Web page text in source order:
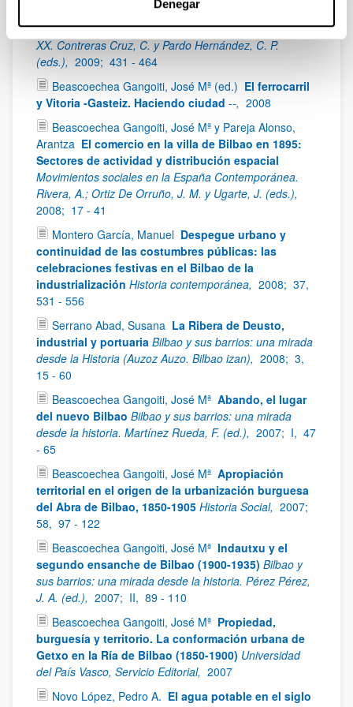
Denegar
modelo metropolitano postindustrial
modernización urbana en México y España, siglos XIX y
XX. Contreras Cruz, C. y Pardo Hernández, C. P.
(eds.), 2009; 431 - 464
Beascoechea Gangoiti, José Mª (ed.) El ferrocarril
y Vitoria -Gasteiz. Haciendo ciudad --, 2008
Beascoechea Gangoiti, José Mª y Pareja Alonso,
Arantza El comercio en la villa de Bilbao en 1895:
Sectores de actividad y distribución espacial
Movimientos sociales en la España Contemporánea.
Rivera, A.; Ortiz De Orruño, J. M. y Ugarte, J. (eds.),
2008; 17 - 41
Montero García, Manuel Despegue urbano y
continuidad de las costumbres públicas: las
celebraciones festivas en el Bilbao de la
industrialización Historia contemporánea, 2008; 37,
531 - 556
Serrano Abad, Susana La Ribera de Deusto,
industrial y portuaria Bilbao y sus barrios: una mirada
desde la Historia (Auzoz Auzo. Bilbao izan), 2008; 3,
15 - 60
Beascoechea Gangoiti, José Mª Abando, el lugar
del nuevo Bilbao Bilbao y sus barrios: una mirada
desde la historia. Martínez Rueda, F. (ed.), 2007; I, 47
- 65
Beascoechea Gangoiti, José Mª Apropiación
territorial en el origen de la urbanización burguesa
del Abra de Bilbao, 1850-1905 Historia Social, 2007;
58, 97 - 122
Beascoechea Gangoiti, José Mª Indautxu y el
segundo ensanche de Bilbao (1900-1935) Bilbao y
sus barrios: una mirada desde la historia. Pérez Pérez,
J. A. (ed.), 2007; II, 89 - 110
Beascoechea Gangoiti, José Mª Propiedad,
burguesía y territorio. La conformación urbana de
Getxo en la Ría de Bilbao (1850-1900) Universidad
del País Vasco, Servicio Editorial, 2007
Novo López, Pedro A. El agua potable en el siglo